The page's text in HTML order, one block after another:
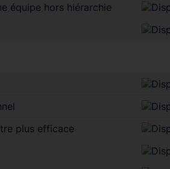
équipe hors hiérarchie
plus efficace